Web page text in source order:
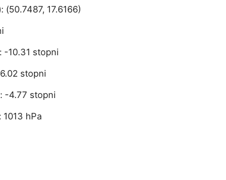
17.6166)
-10.31 stopni
stopni
-4.77 stopni
hPa